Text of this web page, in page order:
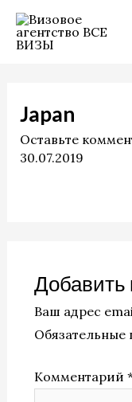
Перейти
Japan
Оставьте
30.07.2019
Добавить
Ваш адрес
Комментарий